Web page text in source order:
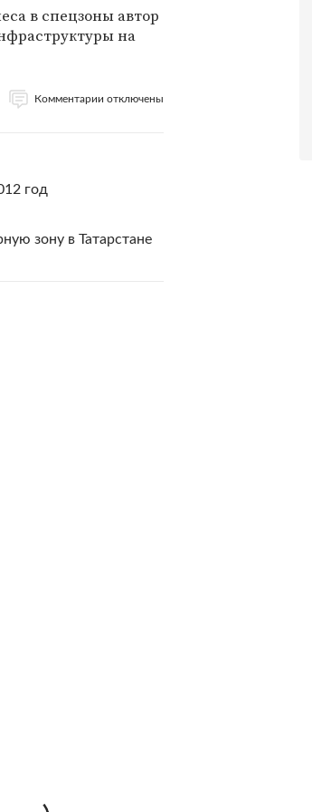
в спецзоны автор
на
Комментарии отключены
год
зону в Татарстане